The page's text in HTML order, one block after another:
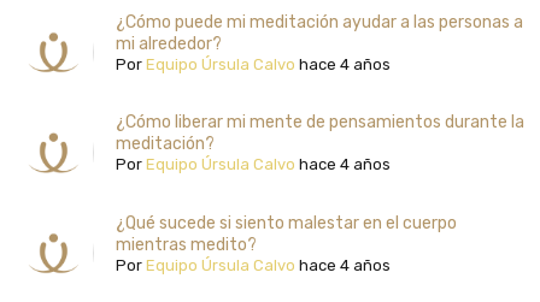
¿Cómo puede mi meditación ayudar a las personas a
mi alrededor?
PorEquipo Úrsula Calvo hace 4 años
¿Cómo liberar mi mente de pensamientos durante la
meditación?
PorEquipo Úrsula Calvo hace 4 años
¿Qué sucede si siento malestar en el cuerpo
mientras medito?
PorEquipo Úrsula Calvo hace 4 años